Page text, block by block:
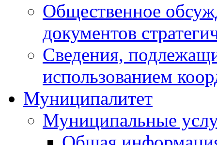
Общественное
документов
Сведения,
использованием
Муниципалитет
Муниципальные